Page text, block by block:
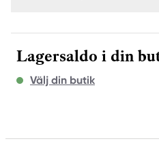
Lagersaldo i din
Välj din butik